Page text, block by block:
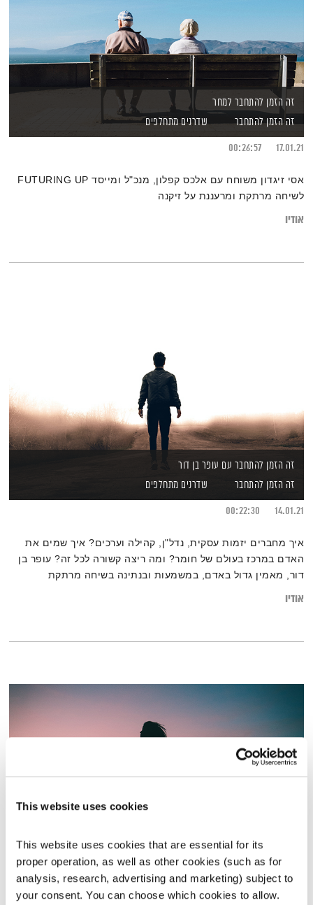
This website uses cookies
This website uses cookies that are essential for its
proper operation, as well as other cookies (such as for
analysis, research, advertising and marketing) subject to
your consent. You can choose which cookies to allow.
זה הזמן להתחבר למחר
זה הזמן להתחבר
שדרנים מתחלפים
17.01.21
00:26:57
אסי זיגדון משוחח עם אלכס קפלון, מנכ"ל ומייסד FUTURING UP
לשיחה מרתקת ומרעננת על זיקנה
אודיו
זה הזמן להתחבר עם עופר בן דור
זה הזמן להתחבר
שדרנים מתחלפים
14.01.21
00:22:30
איך מחברים יזמות עסקית, נדל"ן, קהילה וערכים? איך שמים את
האדם במרכז בעולם של חומר? ומה ריצה קשורה לכל זה? עופר בן
דור, מאמין גדול באדם, במשמעות ובנתינה בשיחה מרתקת
אודיו
זה הזמן להתחבר לג'ירוטוניק
זה הזמן להתחבר
שדרנים מתחלפים
31.12.20
00:20:00